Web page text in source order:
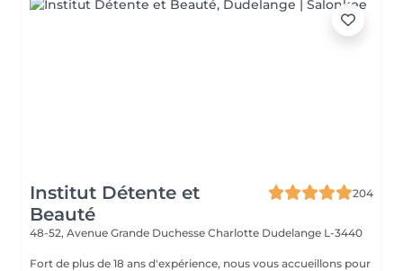
Institut Détente et
Beauté
204
48-52, Avenue Grande Duchesse Charlotte Dudelange L-3440
Fort de plus de 18 ans d'expérience, nous vous accueillons pour